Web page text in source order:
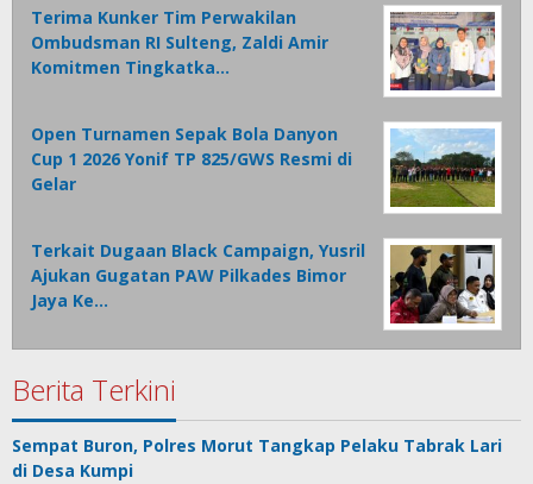
Terima Kunker Tim Perwakilan
Ombudsman RI Sulteng, Zaldi Amir
Komitmen Tingkatka…
Open Turnamen Sepak Bola Danyon
Cup 1 2026 Yonif TP 825/GWS Resmi di
Gelar
Terkait Dugaan Black Campaign, Yusril
Ajukan Gugatan PAW Pilkades Bimor
Jaya Ke…
Berita Terkini
Sempat Buron, Polres Morut Tangkap Pelaku Tabrak Lari
di Desa Kumpi